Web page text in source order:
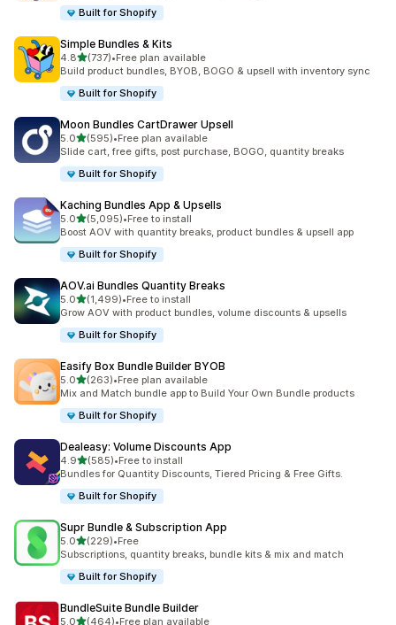
Built for Shopify
Simple Bundles & Kits
4.85つ星中
(737)
合計レビュー数：737件
•Free plan available
Build product bundles, BYOB, BOGO & upsell with inventory sync
Built for Shopify
Moon Bundles CartDrawer Upsell
5.05つ星中
(595)
合計レビュー数：595件
•Free plan available
Slide cart, free gifts, post purchase, BOGO, quantity breaks
Built for Shopify
Kaching Bundles App & Upsells
5.05つ星中
(5,095)
合計レビュー数：5095件
•Free to install
Boost AOV with quantity breaks, product bundles & upsell app
Built for Shopify
AOV.ai Bundles Quantity Breaks
5.05つ星中
(1,499)
合計レビュー数：1499件
•Free to install
Grow AOV with product bundles, volume discounts & upsells
Built for Shopify
Easify Box Bundle Builder BYOB
5.05つ星中
(263)
合計レビュー数：263件
•Free plan available
Mix and Match bundle app to Build Your Own Bundle products
Built for Shopify
Dealeasy: Volume Discounts App
4.95つ星中
(585)
合計レビュー数：585件
•Free to install
Bundles for Quantity Discounts, Tiered Pricing & Free Gifts.
Built for Shopify
Supr Bundle & Subscription App
5.05つ星中
(229)
合計レビュー数：229件
•Free
Subscriptions, quantity breaks, bundle kits & mix and match
Built for Shopify
BundleSuite Bundle Builder
5.05つ星中
(464)•Free plan available